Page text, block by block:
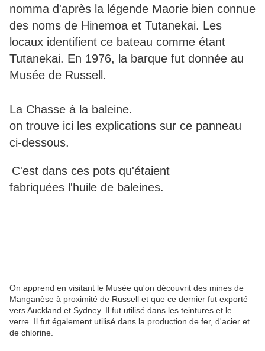
nomma d'après la légende Maorie bien connue
des noms de Hinemoa et Tutanekai. Les
locaux identifient ce bateau comme étant
Tutanekai. En 1976, la barque fut donnée au
Musée de Russell.
La Chasse à la baleine.
on trouve ici les explications sur ce panneau
ci-dessous.
C'est dans ces pots qu'étaient
fabriquées l'huile de baleines.
On apprend en visitant le Musée qu'on découvrit des mines de
Manganèse à proximité de Russell et que ce dernier fut exporté
vers Auckland et Sydney. Il fut utilisé dans les teintures et le
verre. Il fut également utilisé dans la production de fer, d'acier et
de chlorine.